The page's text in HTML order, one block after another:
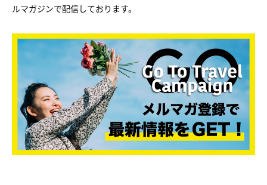
ルマガジンで配信しております。